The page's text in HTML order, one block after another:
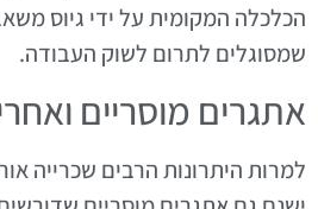
הכלכלה המקומית על ידי גיוס
שמסוגלים לתרום לשוק העבודה.
אתגרים מוסריים
למרות היתרונות הרבים שכרייה